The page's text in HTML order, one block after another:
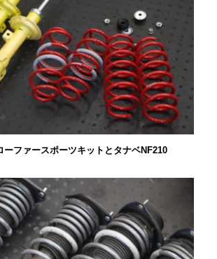
ファースポーツキットとタナベNF210